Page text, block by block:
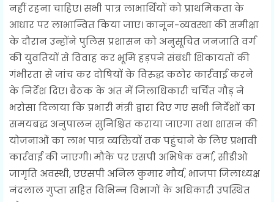
नहीं रहना चाहिए। सभी पात्र लाभार्थियों को प्राथमिकता के
आधार पर लाभान्वित किया जाए। कानून-व्यवस्था की समीक्षा
के दौरान उन्होंने पुलिस प्रशासन को अनुसूचित जनजाति वर्ग
की युवतियों से विवाह कर भूमि हड़पने संबंधी शिकायतों की
गंभीरता से जांच कर दोषियों के विरुद्ध कठोर कार्रवाई करने
के निर्देश दिए। बैठक के अंत में जिलाधिकारी चर्चित गौड़ ने
भरोसा दिलाया कि प्रभारी मंत्री द्वारा दिए गए सभी निर्देशों का
समयबद्ध अनुपालन सुनिश्चित कराया जाएगा तथा शासन की
योजनाओं का लाभ पात्र व्यक्तियों तक पहुंचाने के लिए प्रभावी
कार्रवाई की जाएगी। मौके पर एसपी अभिषेक वर्मा, सीडीओ
जागृति अवस्थी, एएसपी अनिल कुमार मौर्य, भाजपा जिलाध्यक्ष
नंदलाल गुप्ता सहित विभिन्न विभागों के अधिकारी उपस्थित